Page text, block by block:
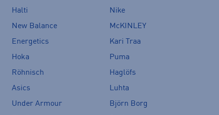
Halti
Nike
New Balance
McKINLEY
Energetics
Kari Traa
Hoka
Puma
Röhnisch
Haglöfs
Asics
Luhta
Under Armour
Björn Borg